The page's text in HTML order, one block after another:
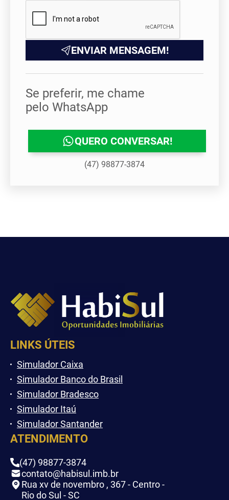
ENVIAR MENSAGEM!
Se preferir, me chame
pelo WhatsApp
QUERO CONVERSAR!
(47) 98877-3874
LINKS ÚTEIS
Simulador Caixa
Simulador Banco do Brasil
Simulador Bradesco
Simulador Itaú
Simulador Santander
ATENDIMENTO
(47) 98877-3874
contato@habisul.imb.br
Rua xv de novembro , 367 - Centro -
Rio do Sul - SC